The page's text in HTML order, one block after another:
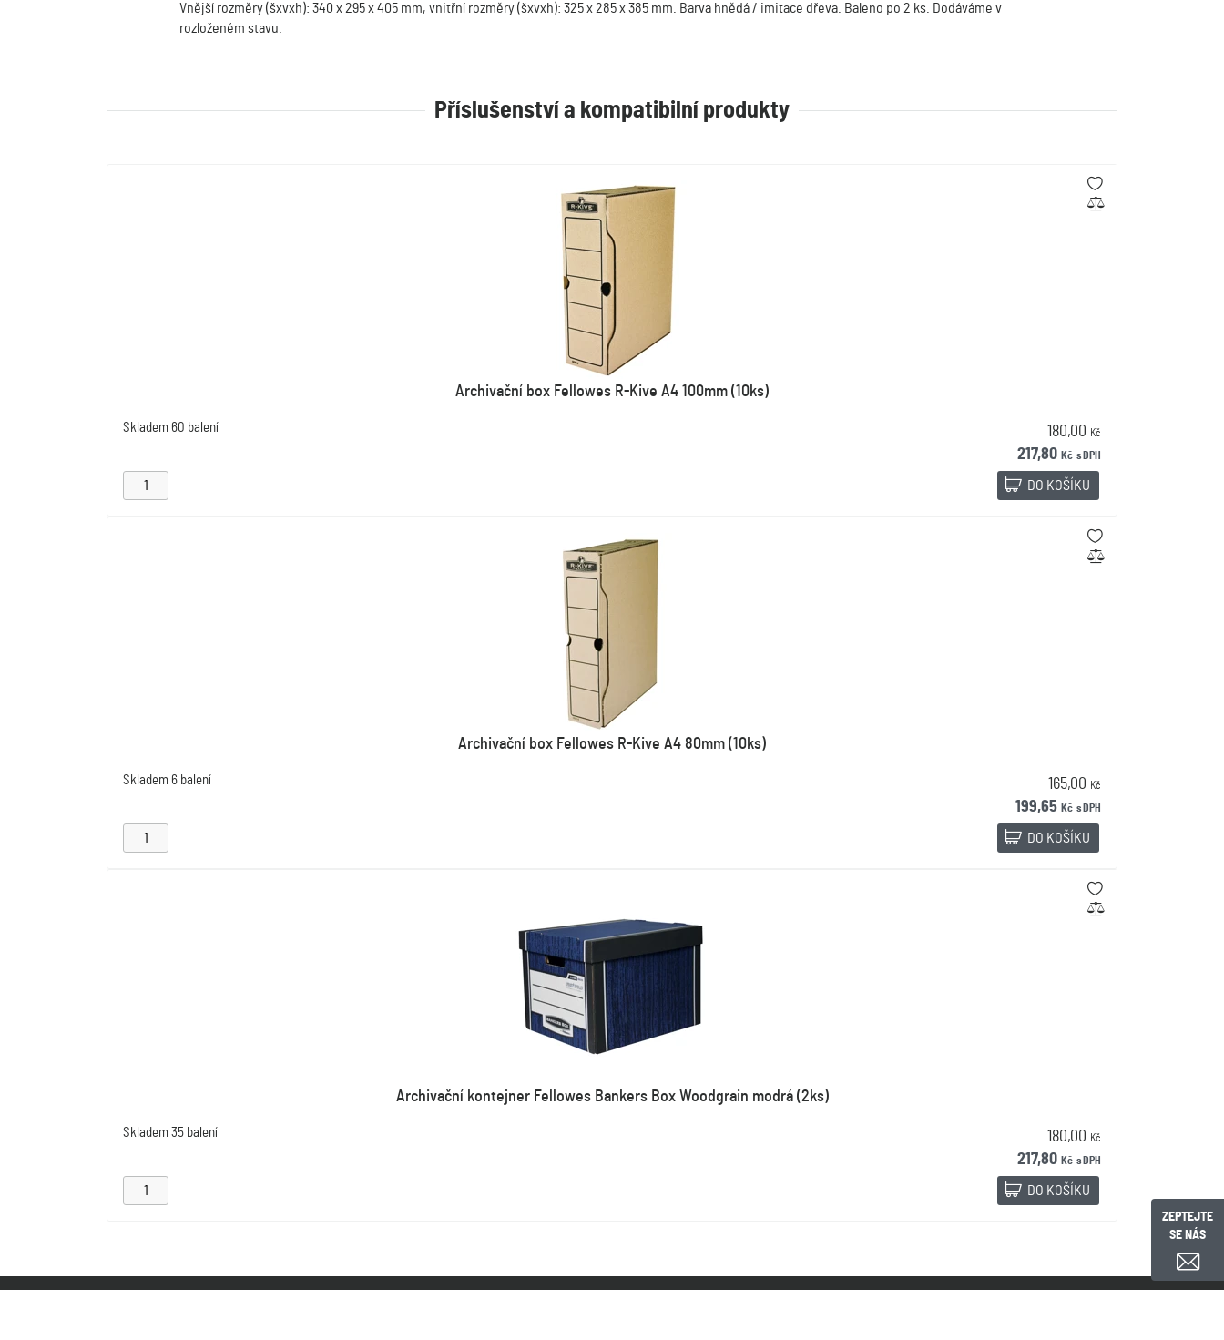
Vnější rozměry (šxvxh): 340 x 295 x 405 mm, vnitřní rozměry (šxvxh): 325 x 285 x 385 mm. Barva hnědá / imitace dřeva. Baleno po 2 ks. Dodáváme v
rozloženém stavu.
Příslušenství a kompatibilní produkty
Archivační box Fellowes R-Kive A4 100mm (10ks)
Skladem 60 balení 180,00 Kč
217,80 Kč s DPH
DO KOŠÍKU
Archivační box Fellowes R-Kive A4 80mm (10ks)
Skladem 6 balení 165,00 Kč
199,65 Kč s DPH
DO KOŠÍKU
Archivační kontejner Fellowes Bankers Box Woodgrain modrá (2ks)
Skladem 35 balení 180,00 Kč
217,80 Kč s DPH
DO KOŠÍKU
ZEPTEJTE
SE NÁS